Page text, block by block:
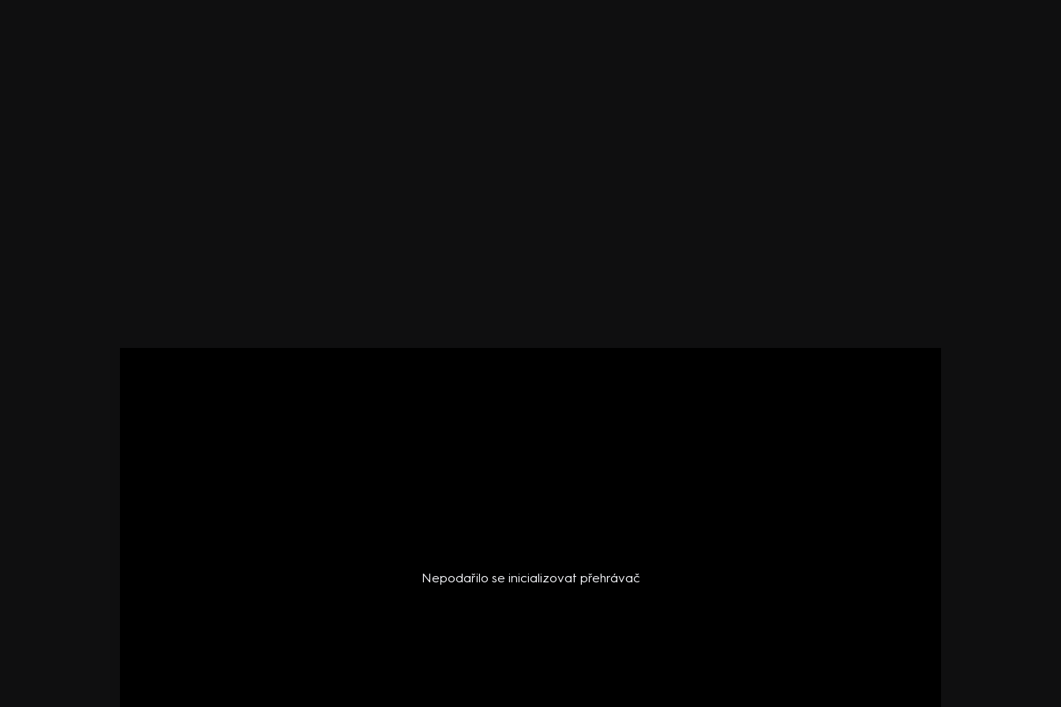
Nepodařilo se inicializovat přehrávač